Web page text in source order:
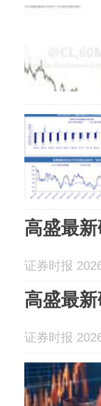
高盛最
证券时报
高盛最
证券时报